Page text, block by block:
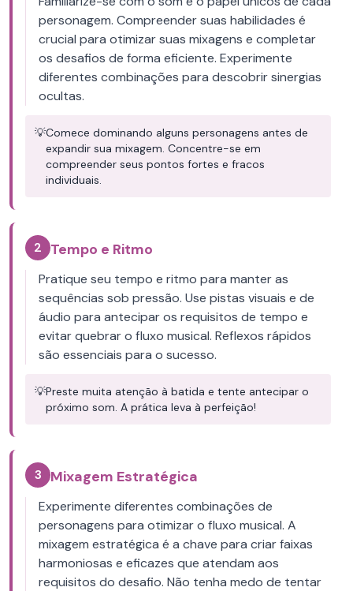
personagem. Compreender suas habilidades é
crucial para otimizar suas mixagens e completar
os desafios de forma eficiente. Experimente
diferentes combinações para descobrir sinergias
ocultas.
💡Comece dominando alguns personagens antes de
expandir sua mixagem. Concentre-se em
compreender seus pontos fortes e fracos
individuais.
2 Tempo e Ritmo
Pratique seu tempo e ritmo para manter as
sequências sob pressão. Use pistas visuais e de
áudio para antecipar os requisitos de tempo e
evitar quebrar o fluxo musical. Reflexos rápidos
são essenciais para o sucesso.
💡Preste muita atenção à batida e tente antecipar o
próximo som. A prática leva à perfeição!
3 Mixagem Estratégica
Experimente diferentes combinações de
personagens para otimizar o fluxo musical. A
mixagem estratégica é a chave para criar faixas
harmoniosas e eficazes que atendam aos
requisitos do desafio. Não tenha medo de tentar